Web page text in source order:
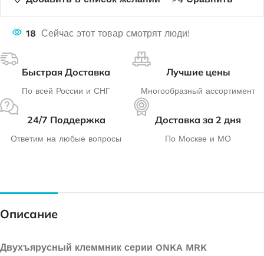
18 Сейчас этот товар смотрят люди!
Быстрая Доставка
По всей России и СНГ
Лучшие цены
Многообразный ассортимент
24/7 Поддержка
Ответим на любые вопросы
Доставка за 2 дня
По Москве и МО
Описание
Двухъярусный клеммник серии ONKA MRK